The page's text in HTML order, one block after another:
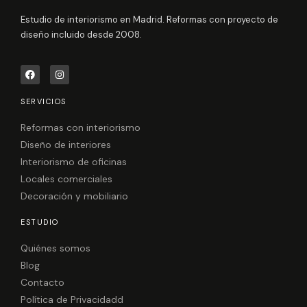
Estudio de interiorismo en Madrid. Reformas con proyecto de
diseño incluido desde 2008.
F
a
c
e
b
o
I
n
s
t
a
r
m
SERVICIOS
Reformas con interiorismo
Diseño de interiores
Interiorismo de oficinas
Locales comerciales
Decoración y mobiliario
ESTUDIO
Quiénes somos
Blog
Contacto
Política de Privacidadd